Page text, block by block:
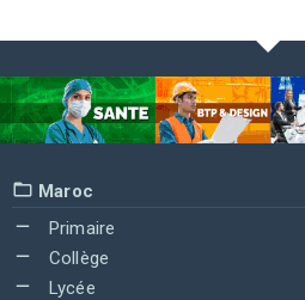
Maroc
Primaire
Collège
Lycée